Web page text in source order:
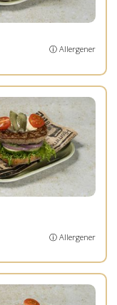
ⓘ Allergener
ⓘ Allergener